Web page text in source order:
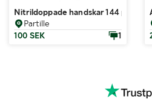
Nitrildoppade handskar 144 par
Partille
100 SEK
1